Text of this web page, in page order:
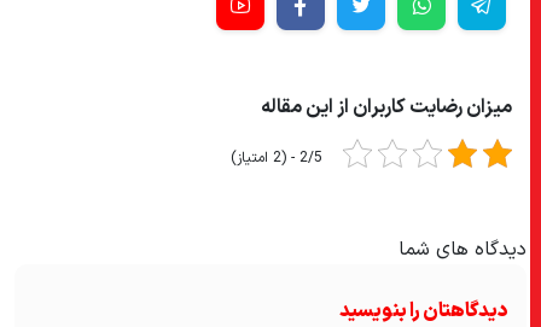
میزان رضایت کاربران از این مقاله
2/5 - (2 امتیاز)
دیدگاه های شما
دیدگاهتان را بنویسید